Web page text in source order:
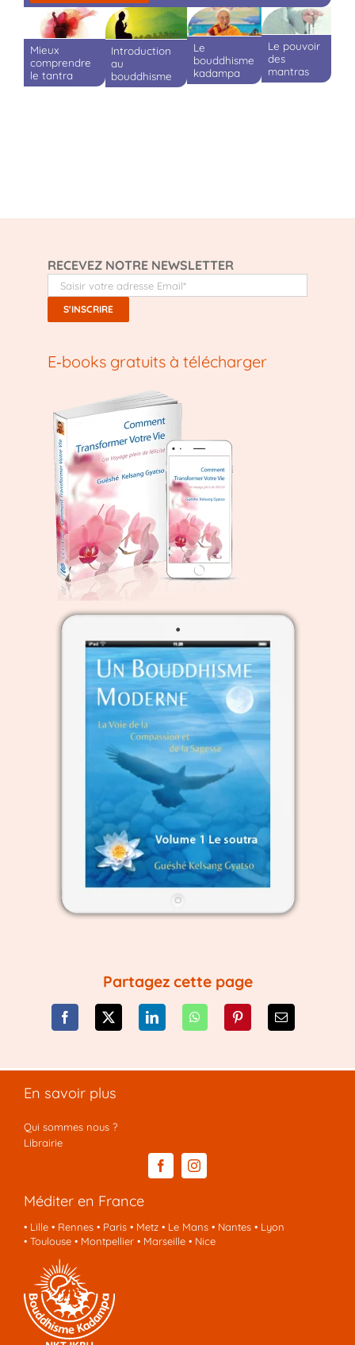
Mieux
comprendre
le tantra
Introduction
au
bouddhisme
Le
bouddhisme
kadampa
Le pouvoir
des
mantras
RECEVEZ NOTRE NEWSLETTER
E‑books gratuits à télécharger
Partagez cette page
En savoir plus
Qui sommes nous ?
Librairie
Méditer en France
• Lille• Rennes• Paris• Metz• Le Mans• Nantes• Lyon
• Toulouse• Montpellier• Marseille• Nice